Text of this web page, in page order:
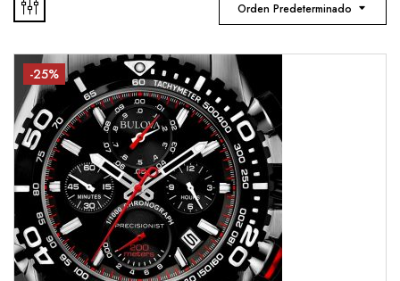
Orden Predeterminado
-25%